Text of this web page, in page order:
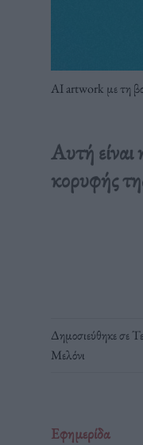
AI artwork με τη
Αυτή
κορυφής
Δημοσιεύθηκε σε
Μελόνι
Εφημερίδα